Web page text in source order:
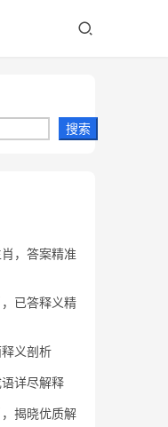
搜索
，答案精准
已答释义精
义剖析
详尽解释
揭晓优质解